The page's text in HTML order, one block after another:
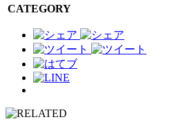
CATEGORY